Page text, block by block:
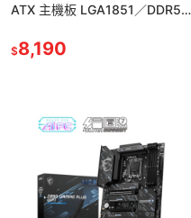
ATX 主機板 LGA1851／DDR5
$8,190